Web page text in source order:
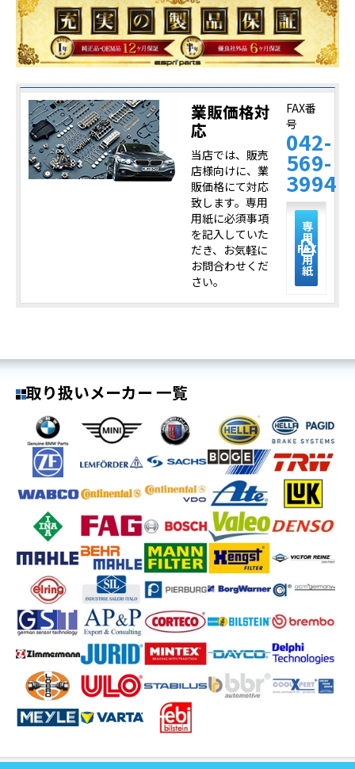
業販価格対
応
当店では、販売
店様向けに、業
販価格にて対応
致します。専用
用紙に必須事項
を記入していた
だき、お気軽に
お問合わせくだ
さい。
FAX番
号
042-
569-
3994
description
専
用
FAX
用
紙
取り扱いメーカー 一覧